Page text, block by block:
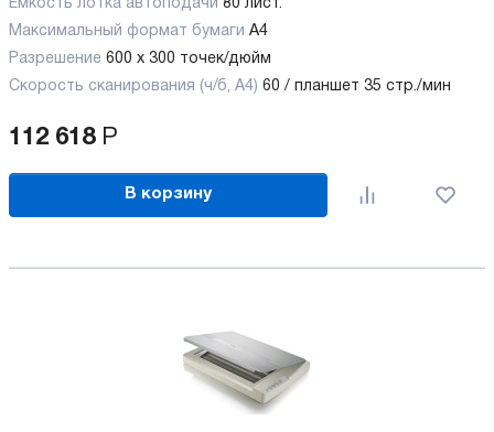
Ёмкость лотка автоподачи 80 лист.
Максимальный формат бумаги А4
Разрешение 600 х 300 точек/дюйм
Скорость сканирования (ч/б, А4) 60 / планшет 35 стр./мин
112 618 Р
В корзину